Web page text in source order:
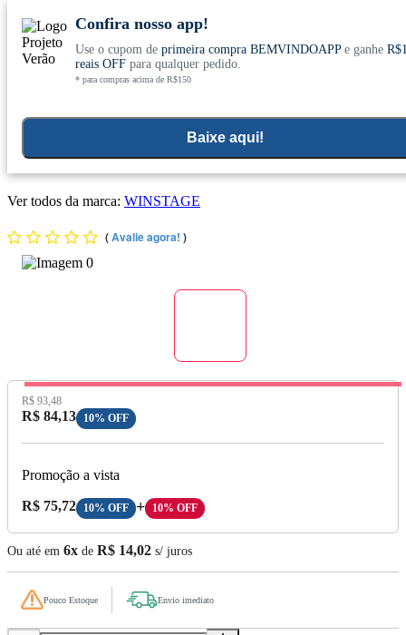
Conheça nosso site novo! E comemore com 0
Confira nosso app!
Use o cupom de primeira compra BEMVINDOAPPe ganhe
reais OFFpara qualquer pedido.
* para compras acima de R$150
Baixe aqui!
Display C/12x Mini Barra De Proteína Sabor Morango 30g -
Ver todos da marca: WINSTAGE
(Avalie agora! )
Preço Original:
R$ 93,48
Preço com Desconto:
R$ 84,13 10% OFF
Promoção a vista
Preço A Vista:
R$ 75,72 10% OFF + 10% OFF
Ou até em 6x de R$ 14,02 s/ juros
Pouco Estoque Envio imediato